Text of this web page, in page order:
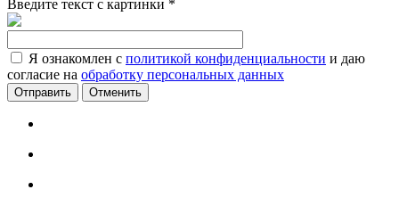
Введите текст с картинки *
Я ознакомлен с политикой конфиденциальности и даю
согласие на обработку персональных данных
Отменить